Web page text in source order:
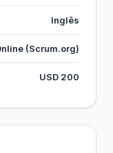
Inglês
(Scrum.org)
USD 200